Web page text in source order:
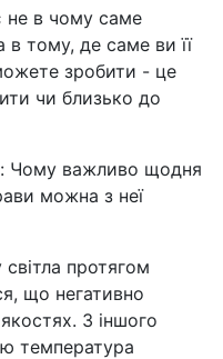
не в чому саме
в тому, де саме ви її
зробити - це
чи близько до
Чому важливо щодня
можна з неї
протягом
що негативно
З іншого
температура